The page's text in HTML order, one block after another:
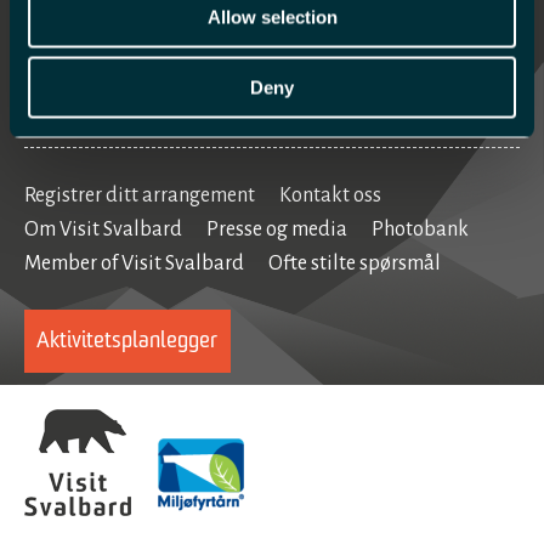
Allow selection
Deny
Se og gjøre
Home
Registrer ditt arrangement
Kontakt oss
Om Visit Svalbard
Presse og media
Photobank
Member of Visit Svalbard
Ofte stilte spørsmål
Aktivitetsplanlegger